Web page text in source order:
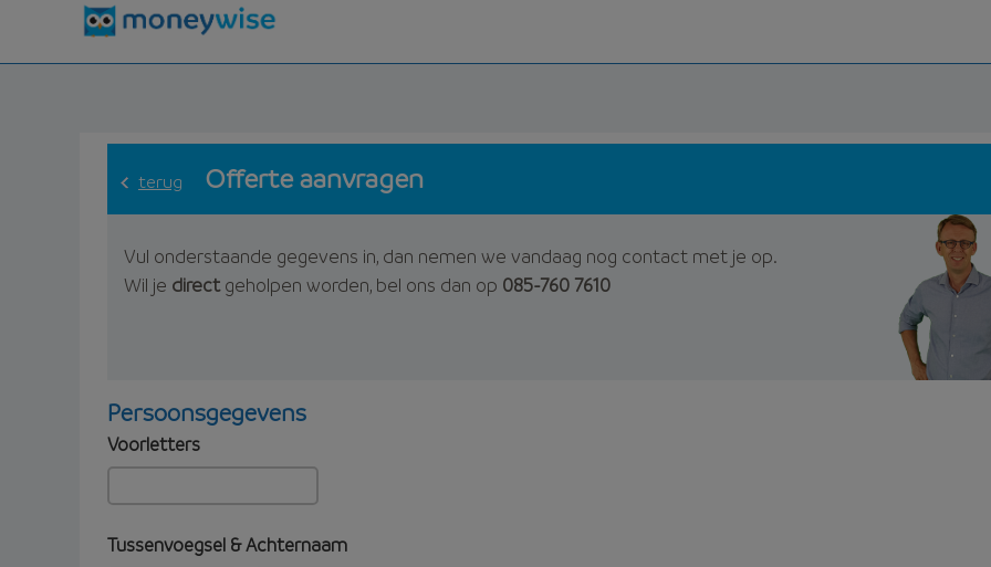
terug Offerte aanvragen
Vul onderstaande gegevens in, dan nemen we vandaag nog contact met je op.
Wil je directgeholpen worden, bel ons dan op 085-760 7610
Persoonsgegevens
Voorletters
Tussenvoegsel & Achternaam